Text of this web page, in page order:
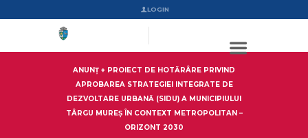
LOGIN
ANUNȚ + PROIECT DE HOTĂRÂRE PRIVIND
APROBAREA STRATEGIEI INTEGRATE DE
DEZVOLTARE URBANĂ (SIDU) A MUNICIPIULUI
TÂRGU MUREȘ ÎN CONTEXT METROPOLITAN –
ORIZONT 2030